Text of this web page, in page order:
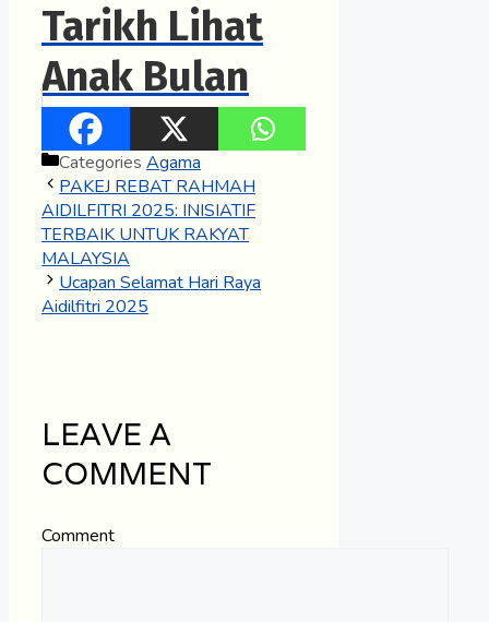
Tarikh Lihat
Anak Bulan
Syawal 2025
Categories Agama
PAKEJ REBAT RAHMAH
AIDILFITRI 2025: INISIATIF
TERBAIK UNTUK RAKYAT
MALAYSIA
Ucapan Selamat Hari Raya
Aidilfitri 2025
LEAVE A
COMMENT
Comment